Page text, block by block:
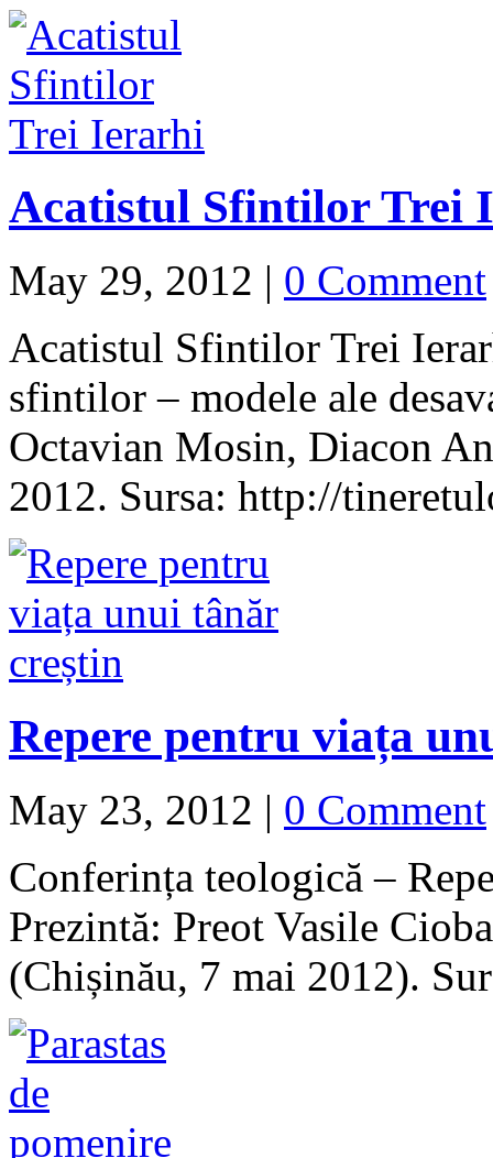
Acatistul Sfintilor Trei
May 29, 2012 | 0 Comment
Acatistul Sfintilor Trei
sfintilor – modele ale
Octavian Mosin, Diacon
2012. Sursa: http://
Repere pentru viața
May 23, 2012 | 0 Comment
Conferința teologică –
Prezintă: Preot Vasile
(Chișinău, 7 mai 2012).